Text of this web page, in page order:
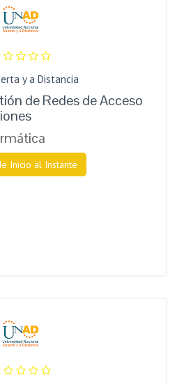
y a Distancia
de Redes de Acceso
Inicio al Instante